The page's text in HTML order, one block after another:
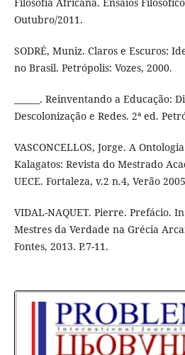
Outubro/2011.
SODRÉ, Muniz. Claros e Escuros:
no Brasil. Petrópolis: Vozes, 2000.
______. Reinventando a Educação:
Descolonização e Redes. 2ª ed.
VASCONCELLOS, Jorge. A
Kalagatos: Revista do Mestrado
UECE. Fortaleza, v.2 n.4, Verão
VIDAL-NAQUET. Pierre. Prefácio.
Mestres da Verdade na Grécia
Fontes, 2013. P.7-11.